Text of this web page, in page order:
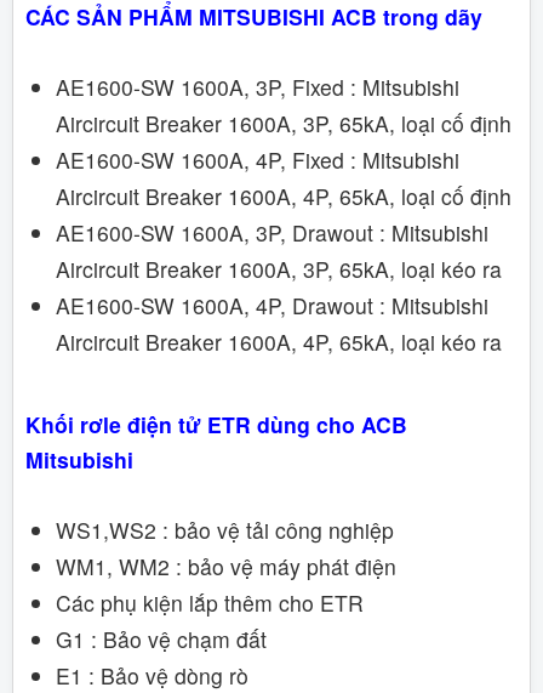
CÁC SẢN PHẨM MITSUBISHI ACB trong dãy
AE1600-SW 1600A, 3P, Fixed : Mitsubishi
Aircircuit Breaker 1600A, 3P, 65kA, loại cố định
AE1600-SW 1600A, 4P, Fixed : Mitsubishi
Aircircuit Breaker 1600A, 4P, 65kA, loại cố định
AE1600-SW 1600A, 3P, Drawout : Mitsubishi
Aircircuit Breaker 1600A, 3P, 65kA, loại kéo ra
AE1600-SW 1600A, 4P, Drawout : Mitsubishi
Aircircuit Breaker 1600A, 4P, 65kA, loại kéo ra
Khối rơle điện tử ETR dùng cho ACB
Mitsubishi
WS1,WS2 : bảo vệ tải công nghiệp
WM1, WM2 : bảo vệ máy phát điện
Các phụ kiện lắp thêm cho ETR
G1 : Bảo vệ chạm đất
E1 : Bảo vệ dòng rò